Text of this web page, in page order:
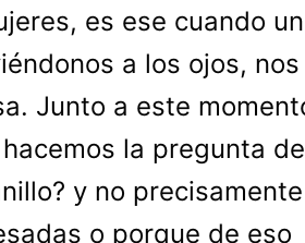
es ese cuando un
a los ojos,
Junto a este
la pregunta de
y no precisamente
o porque de eso